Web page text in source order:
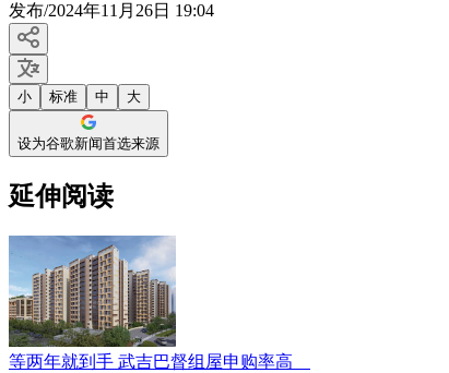
发布/2024年11月26日 19:04
小 标准 中 大
设为谷歌新闻首选来源
延伸阅读
等两年就到手 武吉巴督组屋申购率高